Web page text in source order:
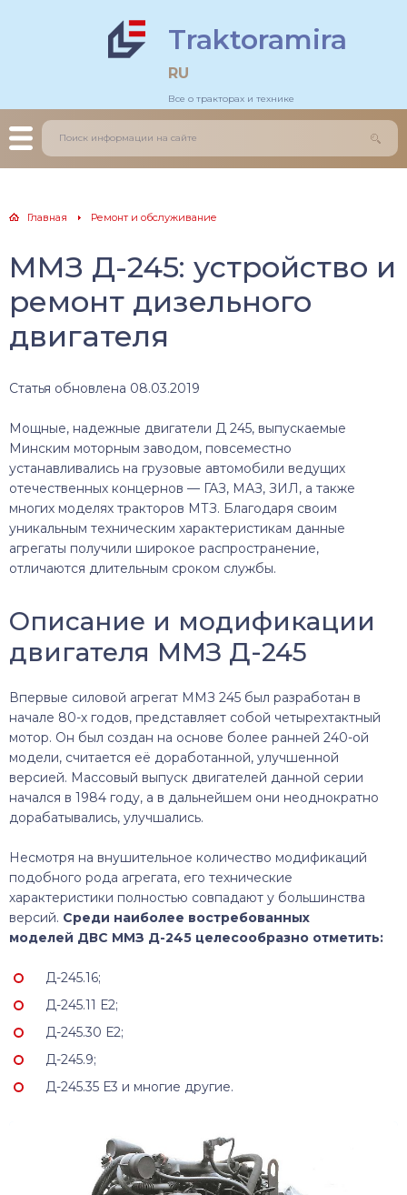
Traktoramira
RU
Все о тракторах и технике
Главная Ремонт и обслуживание
ММЗ Д-245: устройство и
ремонт дизельного
двигателя
Статья обновлена 08.03.2019
Мощные, надежные двигатели Д 245, выпускаемые
Минским моторным заводом, повсеместно
устанавливались на грузовые автомобили ведущих
отечественных концернов — ГАЗ, МАЗ, ЗИЛ, а также
многих моделях тракторов МТЗ. Благодаря своим
уникальным техническим характеристикам данные
агрегаты получили широкое распространение,
отличаются длительным сроком службы.
Описание и модификации
двигателя ММЗ Д-245
Впервые силовой агрегат ММЗ 245 был разработан в
начале 80-х годов, представляет собой четырехтактный
мотор. Он был создан на основе более ранней 240-ой
модели, считается её доработанной, улучшенной
версией. Массовый выпуск двигателей данной серии
начался в 1984 году, а в дальнейшем они неоднократно
дорабатывались, улучшались.
Несмотря на внушительное количество модификаций
подобного рода агрегата, его технические
характеристики полностью совпадают у большинства
версий. Среди наиболее востребованных
моделей ДВС ММЗ Д-245 целесообразно отметить:
Д-245.16;
Д-245.11 Е2;
Д-245.30 Е2;
Д-245.9;
Д-245.35 Е3 и многие другие.
трактора
трактора